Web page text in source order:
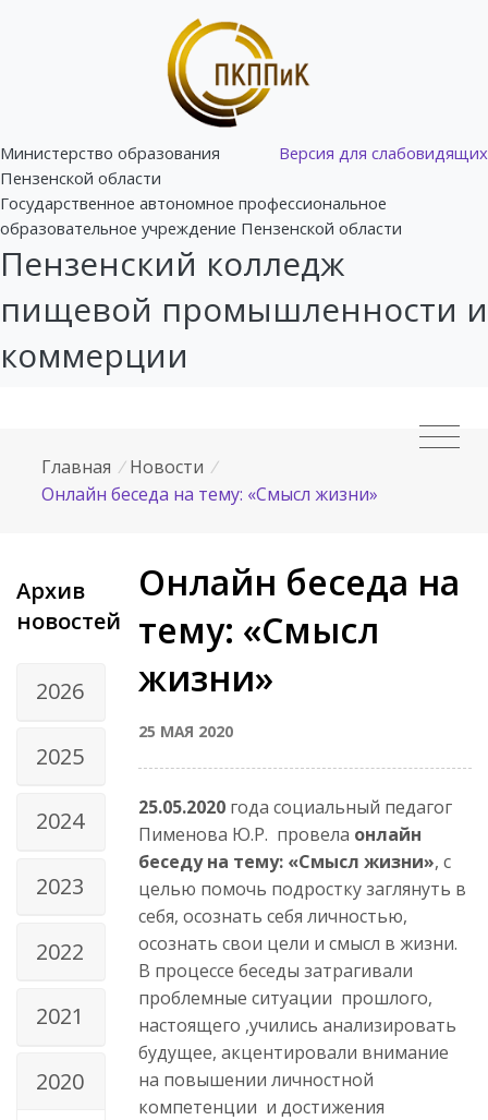
Версия для слабовидящих
Министерство образования
Пензенской области
Государственное автономное профессиональное
образовательное учреждение Пензенской области
Пензенский колледж
пищевой промышленности и
коммерции
Главная / Новости /
Онлайн беседа на тему: «Смысл жизни»
Архив
новостей
2026
2025
2024
2023
2022
2021
2020
Онлайн беседа на
тему: «Смысл
жизни»
25 МАЯ 2020
25.05.2020 года социальный педагог
Пименова Ю.Р. провела онлайн
беседу на тему: «Смысл жизни», с
целью помочь подростку заглянуть в
себя, осознать себя личностью,
осознать свои цели и смысл в жизни.
В процессе беседы затрагивали
проблемные ситуации прошлого,
настоящего ,учились анализировать
будущее, акцентировали внимание
на повышении личностной
компетенции и достижения